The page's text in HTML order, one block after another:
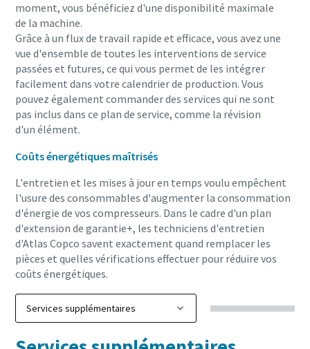
moment, vous bénéficiez d'une disponibilité maximale
de la machine.
Grâce à un flux de travail rapide et efficace, vous avez une
vue d'ensemble de toutes les interventions de service
passées et futures, ce qui vous permet de les intégrer
facilement dans votre calendrier de production. Vous
pouvez également commander des services qui ne sont
pas inclus dans ce plan de service, comme la révision
d'un élément.
Coûts énergétiques maîtrisés
L'entretien et les mises à jour en temps voulu empêchent
l'usure des consommables d'augmenter la consommation
d'énergie de vos compresseurs. Dans le cadre d'un plan
d'extension de garantie+, les techniciens d'entretien
d'Atlas Copco savent exactement quand remplacer les
pièces et quelles vérifications effectuer pour réduire vos
coûts énergétiques.